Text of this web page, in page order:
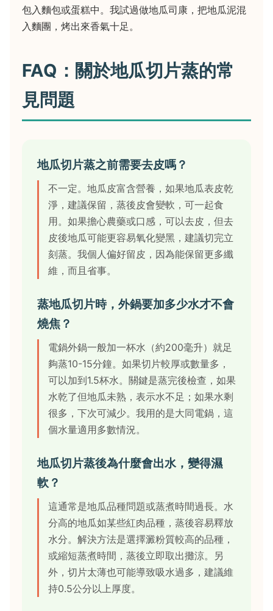
包入麵包或蛋糕中。我試過做地瓜司康，把地瓜泥混
入麵團，烤出來香氣十足。
FAQ：關於地瓜切片蒸的常
見問題
地瓜切片蒸之前需要去皮嗎？
不一定。地瓜皮富含營養，如果地瓜表皮乾
淨，建議保留，蒸後皮會變軟，可一起食
用。如果擔心農藥或口感，可以去皮，但去
皮後地瓜可能更容易氧化變黑，建議切完立
刻蒸。我個人偏好留皮，因為能保留更多纖
維，而且省事。
蒸地瓜切片時，外鍋要加多少水才不會
燒焦？
電鍋外鍋一般加一杯水（約200毫升）就足
夠蒸10-15分鐘。如果切片較厚或數量多，
可以加到1.5杯水。關鍵是蒸完後檢查，如果
水乾了但地瓜未熟，表示水不足；如果水剩
很多，下次可減少。我用的是大同電鍋，這
個水量適用多數情況。
地瓜切片蒸後為什麼會出水，變得濕
軟？
這通常是地瓜品種問題或蒸煮時間過長。水
分高的地瓜如某些紅肉品種，蒸後容易釋放
水分。解決方法是選擇澱粉質較高的品種，
或縮短蒸煮時間，蒸後立即取出攤涼。另
外，切片太薄也可能導致吸水過多，建議維
持0.5公分以上厚度。